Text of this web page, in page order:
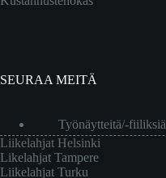
SEURAA MEITÄ
Työnäytteitä/-fiiliksiä
Liikelahjat Helsinki
Likelahjat Tampere
Liikelahjat Turku